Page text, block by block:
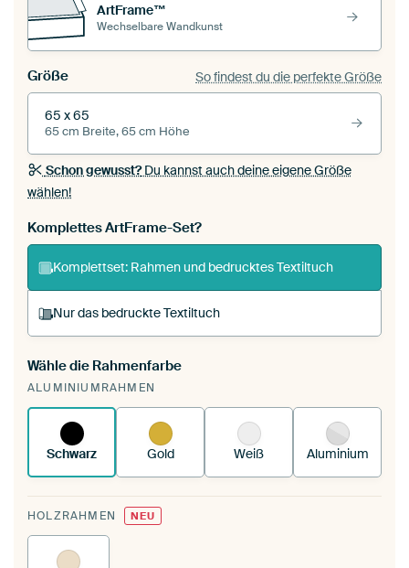
ArtFrame™
Wechselbare Wandkunst
Größe So findest du die perfekte Größe
65 x 65
65 cm Breite, 65 cm Höhe
Schon gewusst?Du kannst auch deine eigene Größe
wählen!
Komplettes ArtFrame-Set?
Komplettset: Rahmen und bedrucktes Textiltuch
Nur das bedruckte Textiltuch
Du spannst einen wechselbaren Textiltuch in
deinen vorhandenen ArtFrame™.
funktioniert es.
Wähle die Rahmenfarbe
ALUMINIUMRAHMEN
Schwarz Gold Weiß Aluminium
HOLZRAHMEN NEU